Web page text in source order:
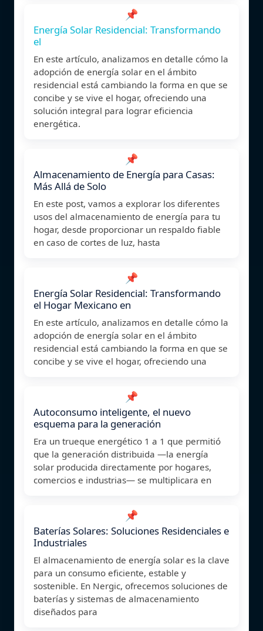
📌
Energía Solar Residencial: Transformando
el
En este artículo, analizamos en detalle cómo la
adopción de energía solar en el ámbito
residencial está cambiando la forma en que se
concibe y se vive el hogar, ofreciendo una
solución integral para lograr eficiencia
energética.
📌
Almacenamiento de Energía para Casas:
Más Allá de Solo
En este post, vamos a explorar los diferentes
usos del almacenamiento de energía para tu
hogar, desde proporcionar un respaldo fiable
en caso de cortes de luz, hasta
📌
Energía Solar Residencial: Transformando
el Hogar Mexicano en
En este artículo, analizamos en detalle cómo la
adopción de energía solar en el ámbito
residencial está cambiando la forma en que se
concibe y se vive el hogar, ofreciendo una
📌
Autoconsumo inteligente, el nuevo
esquema para la generación
Era un trueque energético 1 a 1 que permitió
que la generación distribuida —la energía
solar producida directamente por hogares,
comercios e industrias— se multiplicara en
📌
Baterías Solares: Soluciones Residenciales e
Industriales
El almacenamiento de energía solar es la clave
para un consumo eficiente, estable y
sostenible. En Nergic, ofrecemos soluciones de
baterías y sistemas de almacenamiento
diseñados para